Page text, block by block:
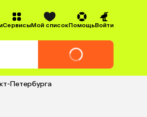
СервисыМой списокПомощьВойти
Петербурга